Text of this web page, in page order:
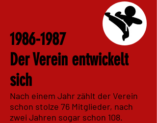
1986-1987
Der Verein entwickelt
sich
Nach einem Jahr zählt der Verein
schon stolze 76 Mitglieder, nach
zwei Jahren sogar schon 108.